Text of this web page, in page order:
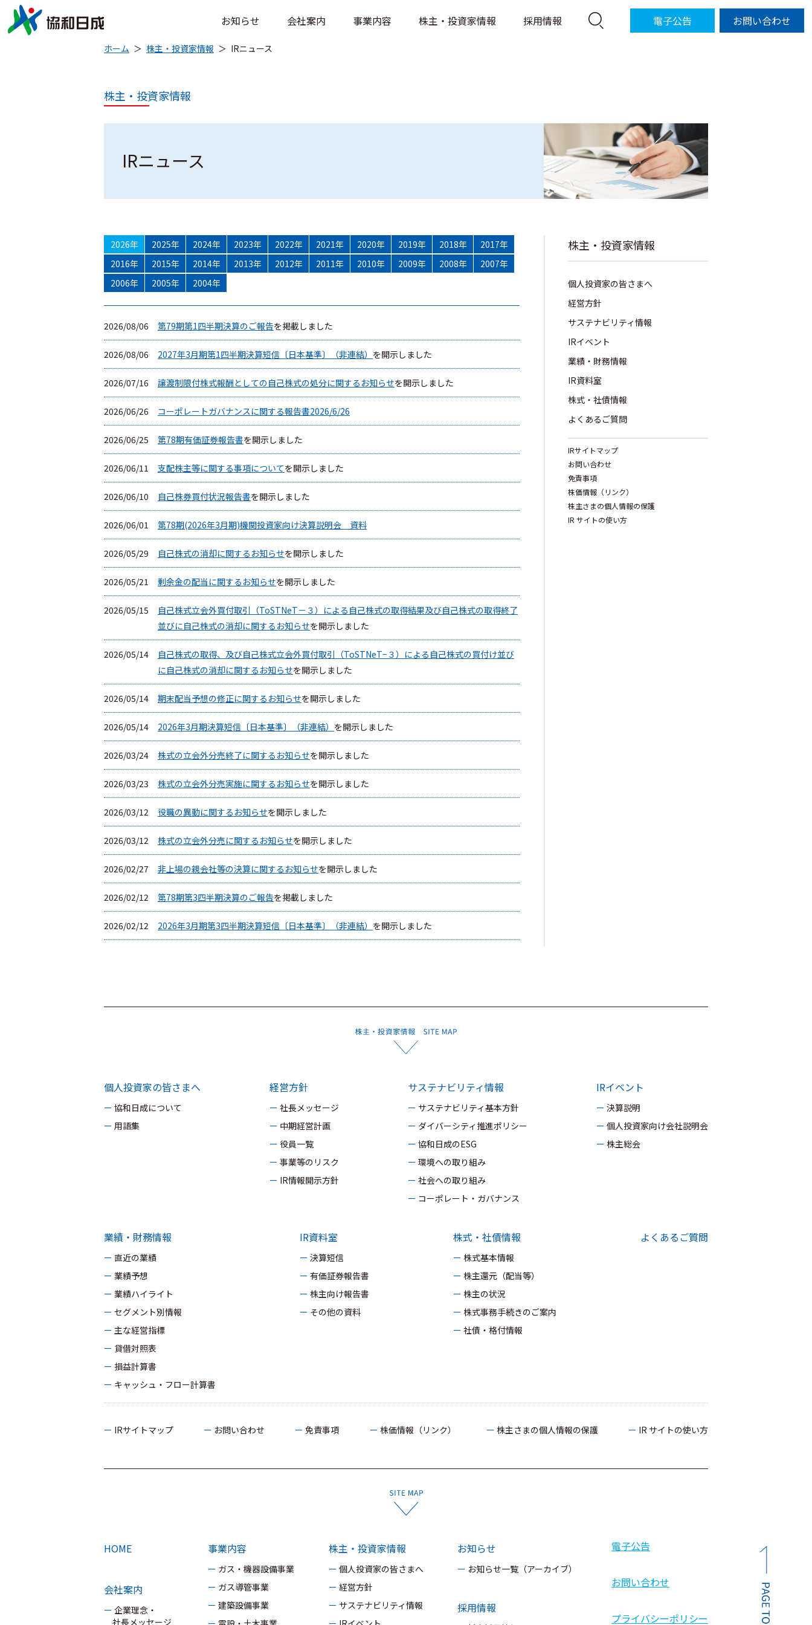
お知らせ 会社案内 事業内容 株主・投資家情報 採用情報 電子公告 お問い合わせ
ホーム 株主・投資家情報 IRニュース
株主・投資家情報
IRニュース
2026年 2025年 2024年 2023年 2022年 2021年 2020年 2019年 2018年
2017年
2016年
2015年 2014年 2013年 2012年 2011年 2010年 2009年 2008年
2007年
2006年
2005年 2004年
2026/08/06 第79期第1四半期決算のご報告を掲載しました
2026/08/06 2027年3月期第1四半期決算短信〔日本基準〕（非連結） を開示しました
2026/07/16 譲渡制限付株式報酬としての自己株式の処分に関するお知らせを開示しました
2026/06/26 コーポレートガバナンスに関する報告書2026/6/26
2026/06/25 第78期有価証券報告書を開示しました
2026/06/11 支配株主等に関する事項についてを開示しました
2026/06/10 自己株券買付状況報告書を開示しました
2026/06/01 第78期(2026年3月期)機関投資家向け決算説明会 資料
2026/05/29 自己株式の消却に関するお知らせを開示しました
2026/05/21 剰余金の配当に関するお知らせを開示しました
2026/05/15
自己株式立会外買付取引（ToSTNeT－３）による自己株式の取得結果及び自己株式の取得終了
並びに自己株式の消却に関するお知らせを開示しました
2026/05/14
自己株式の取得、及び自己株式立会外買付取引（ToSTNeT−３）による自己株式の買付け並び
に自己株式の消却に関するお知らせを開示しました
2026/05/14 期末配当予想の修正に関するお知らせを開示しました
2026/05/14 2026年3月期決算短信〔日本基準〕（非連結） を開示しました
2026/03/24 株式の立会外分売終了に関するお知らせを開示しました
2026/03/23 株式の立会外分売実施に関するお知らせを開示しました
2026/03/12 役職の異動に関するお知らせを開示しました
2026/03/12 株式の立会外分売に関するお知らせを開示しました
2026/02/27 非上場の親会社等の決算に関するお知らせを開示しました
2026/02/12 第78期第3四半期決算のご報告を掲載しました
2026/02/12 2026年3月期第3四半期決算短信〔日本基準〕（非連結） を開示しました
株主・投資家情報
個人投資家の皆さまへ
経営方針
サステナビリティ情報
IRイベント
業績・財務情報
IR資料室
株式・社債情報
よくあるご質問
IRサイトマップ
お問い合わせ
免責事項
株価情報（リンク）
株主さまの個人情報の保護
IR サイトの使い方
個人投資家の皆さまへ
ー 協和日成について
ー 用語集
経営方針
ー 社長メッセージ
ー 中期経営計画
ー 役員一覧
ー 事業等のリスク
ー IR情報開示方針
サステナビリティ情報
ー サステナビリティ基本方針
ー ダイバーシティ推進ポリシー
ー 協和日成のESG
ー 環境への取り組み
ー 社会への取り組み
ー コーポレート・ガバナンス
IRイベント
ー 決算説明
ー 個人投資家向け会社説明会
ー 株主総会
業績・財務情報
ー 直近の業績
ー 業績予想
ー 業績ハイライト
ー セグメント別情報
ー 主な経営指標
ー 貸借対照表
ー 損益計算書
ー キャッシュ・フロー計算書
IR資料室
ー 決算短信
ー 有価証券報告書
ー 株主向け報告書
ー その他の資料
株式・社債情報
ー 株式基本情報
ー 株主還元（配当等）
ー 株主の状況
ー 株式事務手続きのご案内
ー 社債・格付情報
よくあるご質問
ー IRサイトマップ ー お問い合わせ ー 免責事項 ー 株価情報（リンク） ー 株主さまの個人情報の保護 ー IR サイトの使い方
HOME
会社案内
ー 企業理念・
社長メッセージ
事業内容
ー ガス・機器設備事業
ー ガス導管事業
ー 建築設備事業
株主・投資家情報
ー 個人投資家の皆さまへ
ー 経営方針
ー サステナビリティ情報
お知らせ
ー お知らせ一覧（アーカイブ）
採用情報
電子公告
お問い合わせ
プライバシーポリシー